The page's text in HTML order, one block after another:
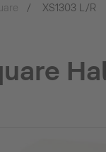
XS1303 L/R